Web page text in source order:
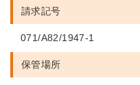
請求記号
071/A82/1947-1
保管場所